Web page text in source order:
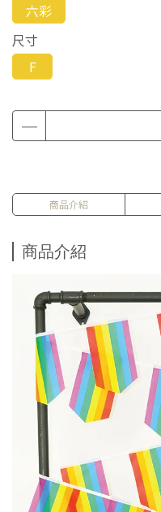
六彩
尺寸
F
商品介紹
商品介紹